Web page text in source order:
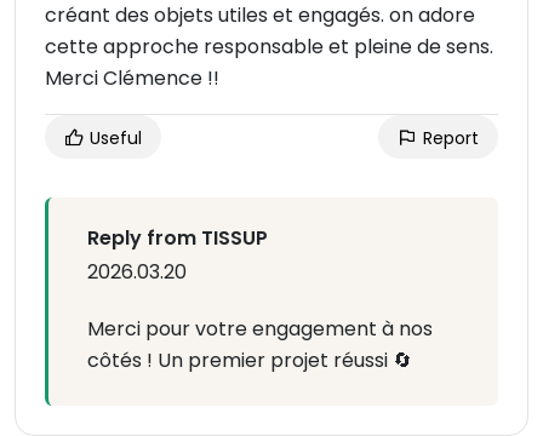
créant des objets utiles et engagés. on adore
cette approche responsable et pleine de sens.
Merci Clémence !!
Useful Report
Reply from TISSUP
2026.03.20
Merci pour votre engagement à nos
côtés ! Un premier projet réussi 🔄